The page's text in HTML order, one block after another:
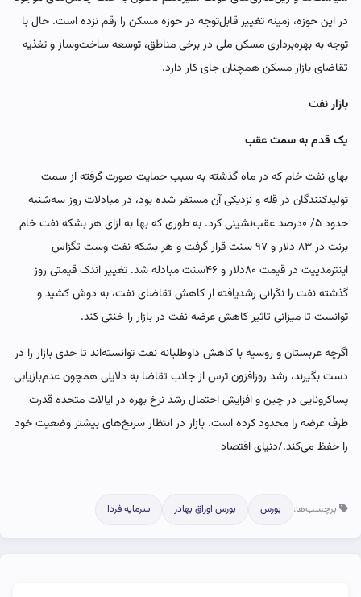
در این حوزه‌، زمینه تغییر قابل‌توجه در حوزه مسکن را رقم نزده است. حال با
توجه به بهره‌برداری مسکن ملی در برخی مناطق، توسعه ساخت‌وساز و تغذیه
تقاضای بازار مسکن همچنان جای کار دارد.
بازار نفت
یک قدم به سمت عقب
بهای نفت خام که در ماه‌‌‌ گذشته به سبب حمایت صورت گرفته از سمت
تولیدکنندگان در قله و نزدیکی آن مستقر شده بود، در مبادلات روز سه‌شنبه
حدود ۵/ ۰‌درصد عقب‌نشینی کرد. به طوری که بها به ازای هر بشکه نفت خام
برنت در ۸۳ دلار و ۹۷ سنت قرار گرفت و هر بشکه نفت وست تگزاس
اینترمدییت در قیمت ۸۰دلار و ۴۶سنت مبادله شد. تغییر اندک قیمتی روز
گذشته نفت را نگرانی رشد‌یافته از کاهش تقاضای نفت، به دوش کشید و
توانست تا میزانی تاثیر کاهش عرضه نفت در بازار را خنثی کند.
اگر‌چه عربستان و روسیه با کاهش داوطلبانه نفت توانسته‌‌‌اند تا حدی بازار را در
دست بگیرند، رشد روزافزون ترس از جانب تقاضا به دلایلی همچون عدم‌بازیابی
پساکرونایی در چین و افزایش احتمال رشد نرخ بهره در ایالات متحده قدرت
طرف عرضه را محدود کرده است. بازار در انتظار سرنخ‌‌‌های بیشتر وضعیت خود
را حفظ می‌کند./دنیای اقتصاد
برچسب‌ها: بورس بورس اوراق بهادر سرمایه فردا